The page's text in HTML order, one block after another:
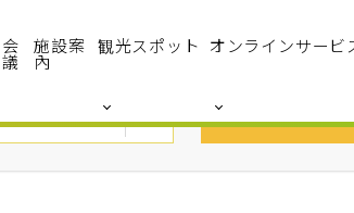
会
議
施設案
內
観光スポット オンラインサービ
予約